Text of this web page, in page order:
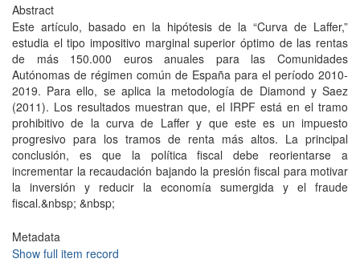
Abstract
Este artículo, basado en la hipótesis de la “Curva de Laffer,”
estudia el tipo impositivo marginal superior óptimo de las rentas
de más 150.000 euros anuales para las Comunidades
Autónomas de régimen común de España para el período 2010-
2019. Para ello, se aplica la metodología de Diamond y Saez
(2011). Los resultados muestran que, el IRPF está en el tramo
prohibitivo de la curva de Laffer y que este es un impuesto
progresivo para los tramos de renta más altos. La principal
conclusión, es que la política fiscal debe reorientarse a
incrementar la recaudación bajando la presión fiscal para motivar
la inversión y reducir la economía sumergida y el fraude
fiscal.&nbsp; &nbsp;
Metadata
Show full item record